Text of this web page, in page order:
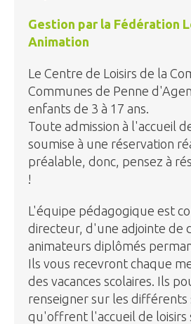
Gestion par la Fédération
Animation
Le Centre de Loisirs de la
Communes de Penne
enfants de 3 à 17 ans.
Toute admission à l'accueil
soumise à une réservation
préalable, donc, pensez à
!
L'équipe pédagogique est
directeur, d'une adjointe de
animateurs diplômés
Ils vous recevront chaque
des vacances scolaires. Ils
renseigner sur les différents
qu'offrent l'accueil de loisirs